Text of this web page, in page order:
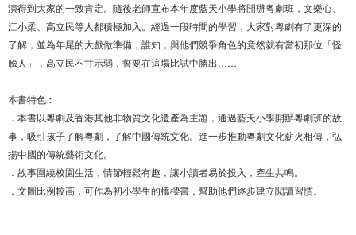
演得到大家的一致肯定。隨後老師宣布本年度藍天小學將開辦粵劇班，文樂心、
江小柔、高立民等人都積極加入。經過一段時間的學習，大家對粵劇有了更深的
了解，並為年尾的大戲做準備，誰知，與他們競爭角色的竟然就有當初那位「怪
臉人」，高立民不甘示弱，誓要在這場比試中勝出……
本書特色︰
．本書以粵劇及香港其他非物質文化遺產為主題，通過藍天小學開辦粵劇班的故
事，吸引孩子了解粵劇，了解中國傳統文化。進一步推動粵劇文化薪火相傳，弘
揚中國的傳統藝術文化。
．故事圍繞校園生活，情節輕鬆有趣，讓小讀者易於投入，產生共鳴。
．文圖比例較高，可作為初小學生的橋樑書，幫助他們逐步建立閱讀習慣。